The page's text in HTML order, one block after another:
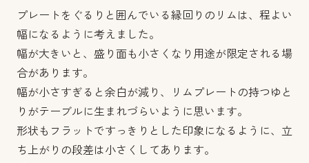
プレートをぐるりと囲んでいる縁回りのリムは、程よい
幅になるように考えました。
幅が大きいと、盛り面も小さくなり用途が限定される場
合があります。
幅が小さすぎると余白が減り、リムプレートの持つゆと
りがテーブルに生まれづらいように思います。
形状もフラットですっきりとした印象になるように、立
ち上がりの段差は小さくしてあります。